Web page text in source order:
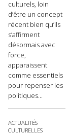
culturels, loin
d’être un concept
récent bien qu’ils
s’affirment
désormais avec
force,
apparaissent
comme essentiels
pour repenser les
politiques...
ACTUALITÉS
CULTURELLES